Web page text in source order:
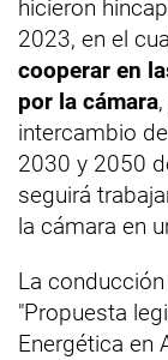
hicieron
2023, en el
cooperar en
por la cámara
intercambio
2030 y 2050
seguirá
la cámara en
La
"Propuesta
Energética en